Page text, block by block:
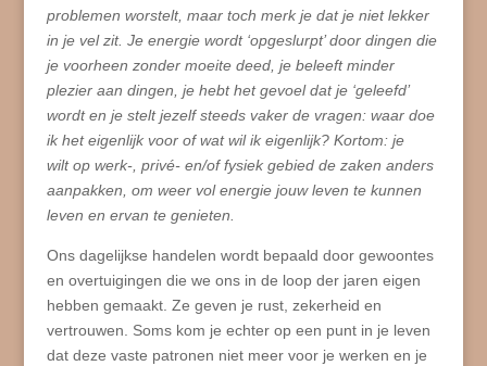
problemen worstelt, maar toch merk je dat je niet lekker
in je vel zit. Je energie wordt ‘opgeslurpt’ door dingen die
je voorheen zonder moeite deed, je beleeft minder
plezier aan dingen, je hebt het gevoel dat je ‘geleefd’
wordt en je stelt jezelf steeds vaker de vragen: waar doe
ik het eigenlijk voor of wat wil ik eigenlijk? Kortom: je
wilt op werk-, privé- en/of fysiek gebied de zaken anders
aanpakken, om weer vol energie jouw leven te kunnen
leven en ervan te genieten.
Ons dagelijkse handelen wordt bepaald door gewoontes
en overtuigingen die we ons in de loop der jaren eigen
hebben gemaakt. Ze geven je rust, zekerheid en
vertrouwen. Soms kom je echter op een punt in je leven
dat deze vaste patronen niet meer voor je werken en je